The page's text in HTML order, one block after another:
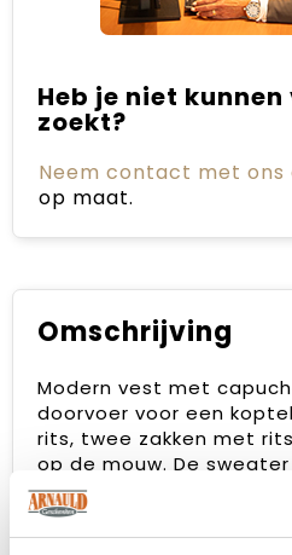
Heb je niet
zoekt?
Neem contact met ons
op maat.
Omschrijving
Modern vest met
doorvoer voor een
rits, twee zakken met
op de mouw. De
middel van Spun Dyed.
capuchon, de rib in de
en onderaan de